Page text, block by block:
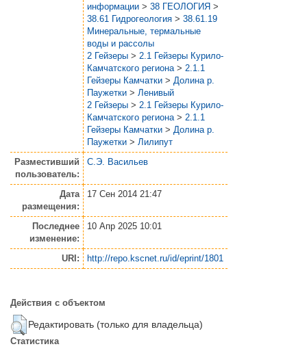
информации > 38 ГЕОЛОГИЯ >
38.61 Гидрогеология > 38.61.19
Минеральные, термальные
воды и рассолы
2 Гейзеры > 2.1 Гейзеры Курило-
Камчатского региона > 2.1.1
Гейзеры Камчатки > Долина р.
Паужетки > Ленивый
2 Гейзеры > 2.1 Гейзеры Курило-
Камчатского региона > 2.1.1
Гейзеры Камчатки > Долина р.
Паужетки > Лилипут
Разместивший
пользователь:
С.Э. Васильев
Дата
размещения:
17 Сен 2014 21:47
Последнее
изменение:
10 Апр 2025 10:01
URI: http://repo.kscnet.ru/id/eprint/1801
Действия с объектом
Редактировать (только для владельца)
Статистика